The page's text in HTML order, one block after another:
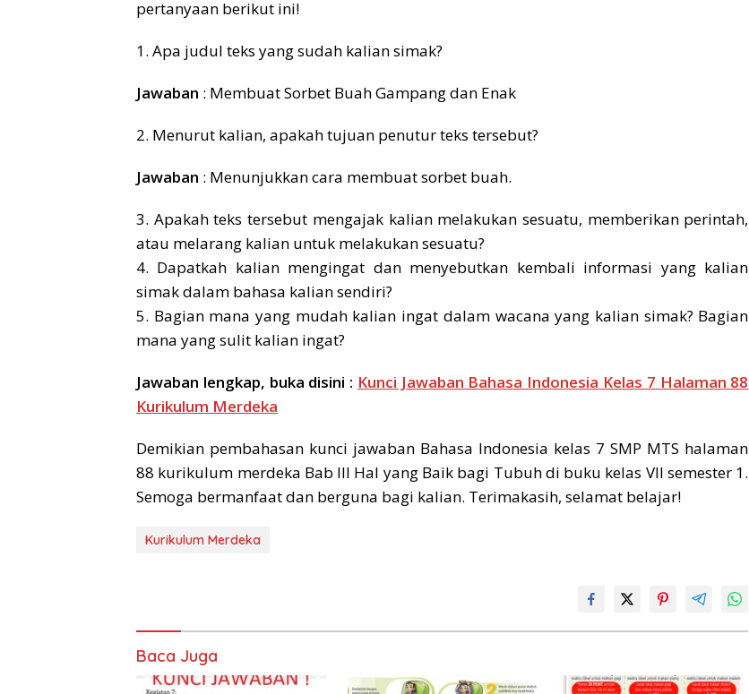
pertanyaan berikut ini!
1. Apa judul teks yang sudah kalian simak?
Jawaban : Membuat Sorbet Buah Gampang dan Enak
2. Menurut kalian, apakah tujuan penutur teks tersebut?
Jawaban : Menunjukkan cara membuat sorbet buah.
3. Apakah teks tersebut mengajak kalian melakukan sesuatu, memberikan perintah,
atau melarang kalian untuk melakukan sesuatu?
4. Dapatkah kalian mengingat dan menyebutkan kembali informasi yang kalian
simak dalam bahasa kalian sendiri?
5. Bagian mana yang mudah kalian ingat dalam wacana yang kalian simak? Bagian
mana yang sulit kalian ingat?
Jawaban lengkap, buka disini : Kunci Jawaban Bahasa Indonesia Kelas 7 Halaman 88
Kurikulum Merdeka
Demikian pembahasan kunci jawaban Bahasa Indonesia kelas 7 SMP MTS halaman
88 kurikulum merdeka Bab III Hal yang Baik bagi Tubuh di buku kelas VII semester 1.
Semoga bermanfaat dan berguna bagi kalian. Terimakasih, selamat belajar!
Kurikulum Merdeka
Baca Juga